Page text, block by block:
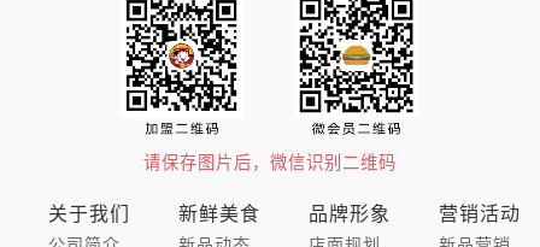
请保存图片后，微信识别二维码
关于我们 新鲜美食 品牌形象 营销活动